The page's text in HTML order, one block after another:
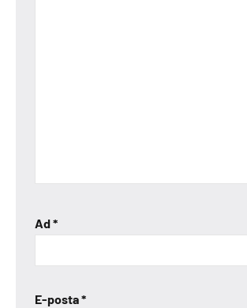
Ad*
E-posta*